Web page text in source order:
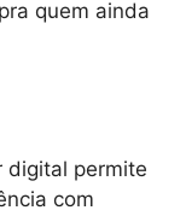
quem ainda
digital permite
com